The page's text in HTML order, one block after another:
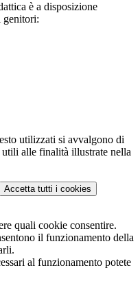
è a disposizione
genitori:
utilizzati si avvalgono di
alle finalità illustrate nella
Accetta tutti i cookies
quali cookie consentire.
il funzionamento della
al funzionamento potete